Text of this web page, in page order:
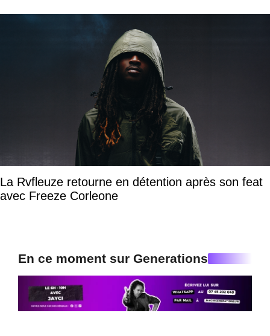
La Rvfleuze retourne en détention après son feat
avec Freeze Corleone
En ce moment sur Generations